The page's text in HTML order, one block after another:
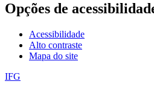
Opções de
Acessibilidade
Alto contraste
Mapa do site
IFG